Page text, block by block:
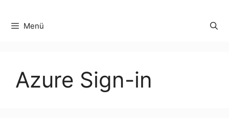
Menü
Azure Sign-in